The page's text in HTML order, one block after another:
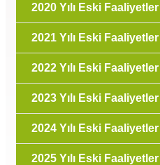
2020 Yılı Eski Faaliyetler
2021 Yılı Eski Faaliyetler
2022 Yılı Eski Faaliyetler
2023 Yılı Eski Faaliyetler
2024 Yılı Eski Faaliyetler
2025 Yılı Eski Faaliyetler